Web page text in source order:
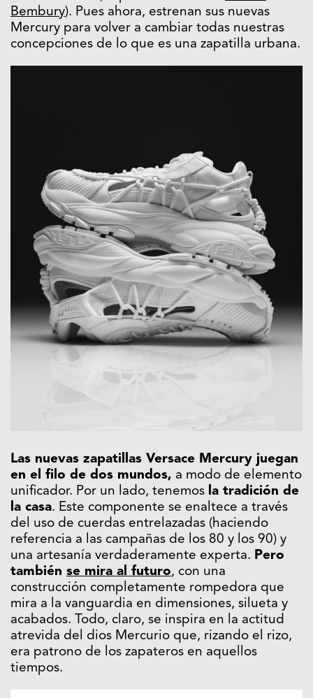
Bembury). Pues ahora, estrenan sus nuevas
Mercury para volver a cambiar todas nuestras
concepciones de lo que es una zapatilla urbana.
Las nuevas zapatillas Versace Mercury juegan
en el filo de dos mundos, a modo de elemento
unificador. Por un lado, tenemos la tradición de
la casa. Este componente se enaltece a través
del uso de cuerdas entrelazadas (haciendo
referencia a las campañas de los 80 y los 90) y
una artesanía verdaderamente experta. Pero
también se mira al futuro, con una
construcción completamente rompedora que
mira a la vanguardia en dimensiones, silueta y
acabados. Todo, claro, se inspira en la actitud
atrevida del dios Mercurio que, rizando el rizo,
era patrono de los zapateros en aquellos
tiempos.